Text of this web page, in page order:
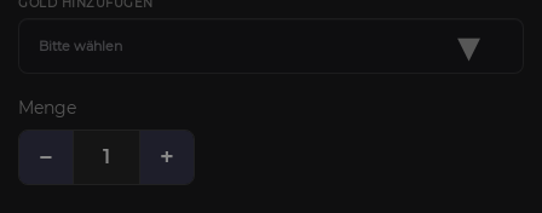
Bitte wählen ▾
Menge
− +